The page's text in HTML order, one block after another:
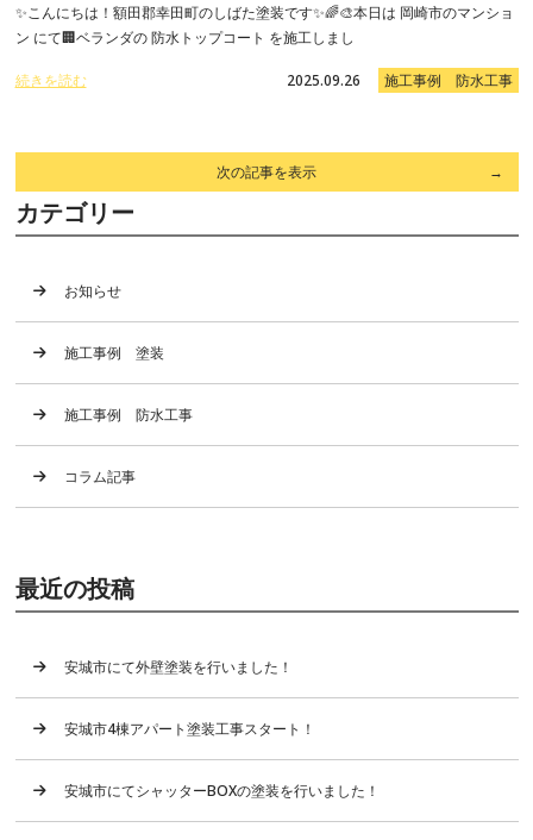
✨こんにちは！額田郡幸田町のしばた塗装です✨🌈🎨本日は 岡崎市のマンショ
ン にて🏢ベランダの 防水トップコート を施工しまし
続きを読む 2025.09.26 施工事例 防水工事
次の記事を表示
カテゴリー
お知らせ
施工事例 塗装
施工事例 防水工事
コラム記事
最近の投稿
安城市にて外壁塗装を行いました！
安城市4棟アパート塗装工事スタート！
安城市にてシャッターBOXの塗装を行いました！